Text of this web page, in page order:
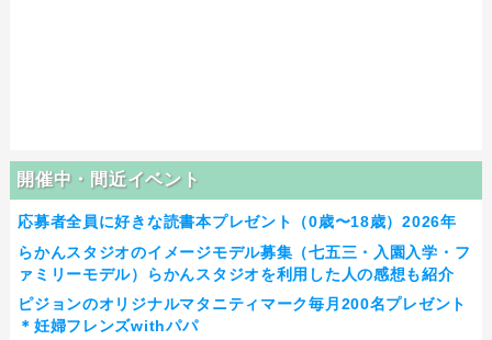
開催中・間近イベント
応募者全員に好きな読書本プレゼント（0歳〜18歳）2026年
らかんスタジオのイメージモデル募集（七五三・入園入学・フ
ァミリーモデル）らかんスタジオを利用した人の感想も紹介
ピジョンのオリジナルマタニティマーク毎月200名プレゼント
＊妊婦フレンズwithパパ